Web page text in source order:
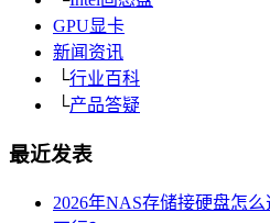
GPU显卡
新闻资讯
└行业百科
└产品答疑
最近发表
2026年NAS存储接硬盘怎